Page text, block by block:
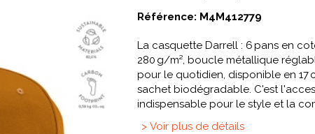
Référence: M4M412779
La casquette Darrell : 6 pans en
280 g/m², boucle métallique
pour le quotidien, disponible en 17
sachet biodégradable. C'est
indispensable pour le style et la
> Voir plus de détails